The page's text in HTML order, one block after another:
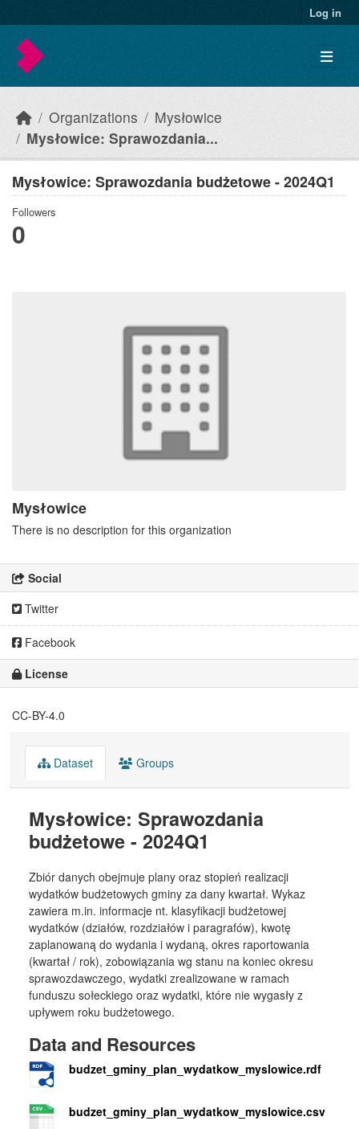
Log in
Organizations
Mysłowice
Mysłowice: Sprawozdania...
Mysłowice: Sprawozdania budżetowe - 2024Q1
Followers
0
Mysłowice
There is no description for this organization
Social
Twitter
Facebook
License
CC-BY-4.0
Dataset Groups
Mysłowice: Sprawozdania
budżetowe - 2024Q1
Zbiór danych obejmuje plany oraz stopień realizacji
wydatków budżetowych gminy za dany kwartał. Wykaz
zawiera m.in. informacje nt. klasyfikacji budżetowej
wydatków (działów, rozdziałów i paragrafów), kwotę
zaplanowaną do wydania i wydaną, okres raportowania
(kwartał / rok), zobowiązania wg stanu na koniec okresu
sprawozdawczego, wydatki zrealizowane w ramach
funduszu sołeckiego oraz wydatki, które nie wygasły z
upływem roku budżetowego.
Data and Resources
budzet_gminy_plan_wydatkow_myslowice.rdf
budzet_gminy_plan_wydatkow_myslowice.csv